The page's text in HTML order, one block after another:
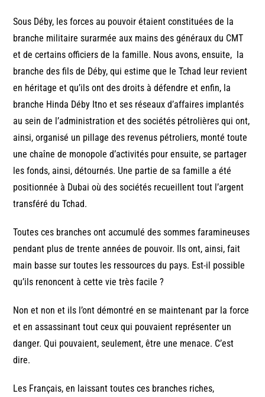
Sous Déby, les forces au pouvoir étaient constituées de la
branche militaire surarmée aux mains des généraux du CMT
et de certains officiers de la famille. Nous avons, ensuite, la
branche des fils de Déby, qui estime que le Tchad leur revient
en héritage et qu’ils ont des droits à défendre et enfin, la
branche Hinda Déby Itno et ses réseaux d’affaires implantés
au sein de l’administration et des sociétés pétrolières qui ont,
ainsi, organisé un pillage des revenus pétroliers, monté toute
une chaîne de monopole d’activités pour ensuite, se partager
les fonds, ainsi, détournés. Une partie de sa famille a été
positionnée à Dubai où des sociétés recueillent tout l’argent
transféré du Tchad.
Toutes ces branches ont accumulé des sommes faramineuses
pendant plus de trente années de pouvoir. Ils ont, ainsi, fait
main basse sur toutes les ressources du pays. Est-il possible
qu’ils renoncent à cette vie très facile ?
Non et non et ils l’ont démontré en se maintenant par la force
et en assassinant tout ceux qui pouvaient représenter un
danger. Qui pouvaient, seulement, être une menace. C’est
dire.
Les Français, en laissant toutes ces branches riches,